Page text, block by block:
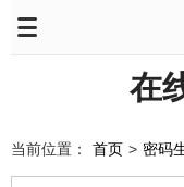
在
当前位置： 首页 > 密码